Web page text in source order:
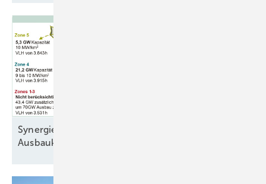
Synergien vor der Küste senken
Ausbaukosten